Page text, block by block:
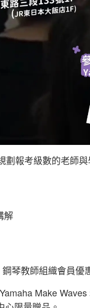
劃報考級數的老師
解
琴教師組織會員優
Make